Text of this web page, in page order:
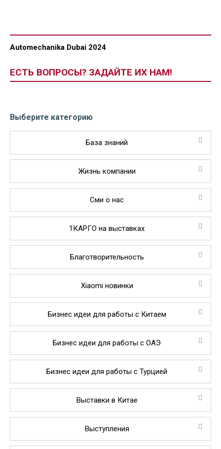
Automechanika Dubai 2024
ЕСТЬ ВОПРОСЫ? ЗАДАЙТЕ ИХ НАМ!
Выберите категорию
База знаний
Жизнь компании
Сми о нас
1КАРГО на выставках
Благотворительность
Xiaomi новинки
Бизнес идеи для работы с Китаем
Бизнес идеи для работы с ОАЭ
Бизнес идеи для работы с Турцией
Выставки в Китае
Выступления